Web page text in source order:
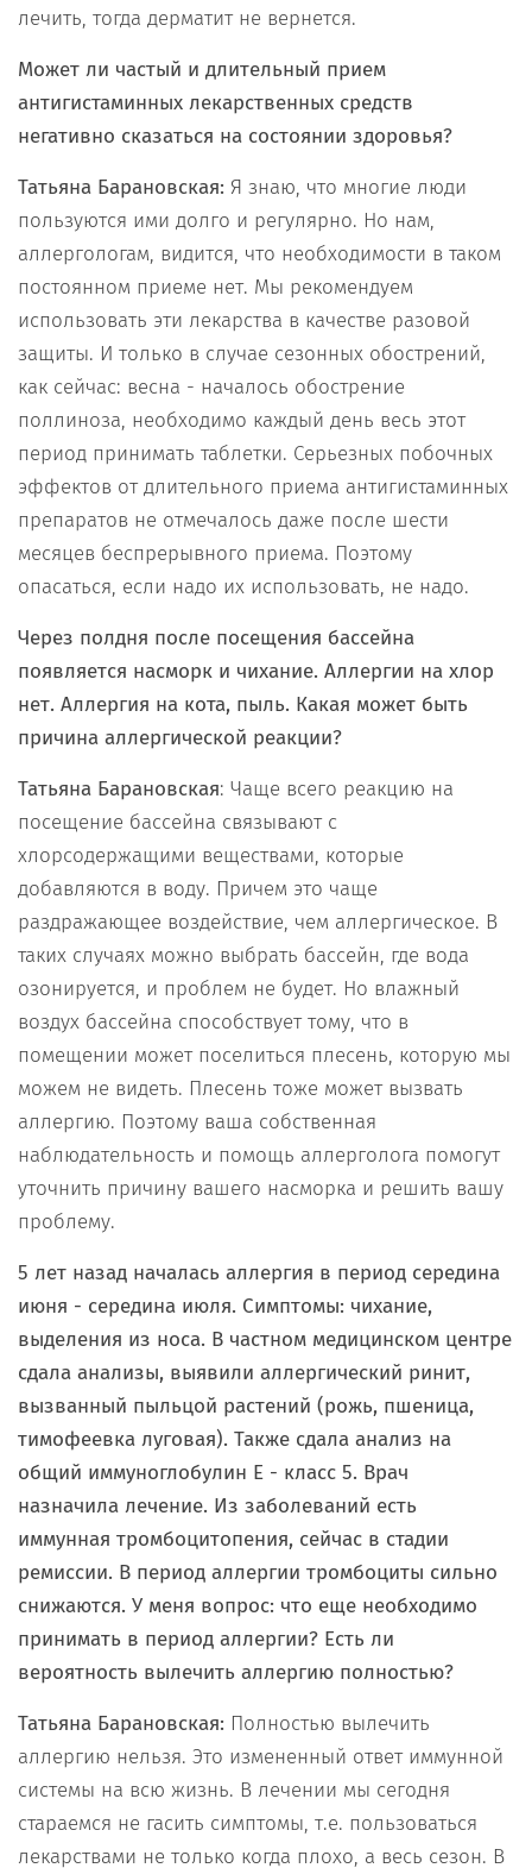
лечить, тогда дерматит не вернется.
Может ли частый и длительный прием
антигистаминных лекарственных средств
негативно сказаться на состоянии здоровья?
Татьяна Барановская: Я знаю, что многие люди
пользуются ими долго и регулярно. Но нам,
аллергологам, видится, что необходимости в таком
постоянном приеме нет. Мы рекомендуем
использовать эти лекарства в качестве разовой
защиты. И только в случае сезонных обострений,
как сейчас: весна - началось обострение
поллиноза, необходимо каждый день весь этот
период принимать таблетки. Серьезных побочных
эффектов от длительного приема антигистаминных
препаратов не отмечалось даже после шести
месяцев беспрерывного приема. Поэтому
опасаться, если надо их использовать, не надо.
Через полдня после посещения бассейна
появляется насморк и чихание. Аллергии на хлор
нет. Аллергия на кота, пыль. Какая может быть
причина аллергической реакции?
Татьяна Барановская: Чаще всего реакцию на
посещение бассейна связывают с
хлорсодержащими веществами, которые
добавляются в воду. Причем это чаще
раздражающее воздействие, чем аллергическое. В
таких случаях можно выбрать бассейн, где вода
озонируется, и проблем не будет. Но влажный
воздух бассейна способствует тому, что в
помещении может поселиться плесень, которую мы
можем не видеть. Плесень тоже может вызвать
аллергию. Поэтому ваша собственная
наблюдательность и помощь аллерголога помогут
уточнить причину вашего насморка и решить вашу
проблему.
5 лет назад началась аллергия в период середина
июня - середина июля. Симптомы: чихание,
выделения из носа. В частном медицинском центре
сдала анализы, выявили аллергический ринит,
вызванный пыльцой растений (рожь, пшеница,
тимофеевка луговая). Также сдала анализ на
общий иммуноглобулин Е - класс 5. Врач
назначила лечение. Из заболеваний есть
иммунная тромбоцитопения, сейчас в стадии
ремиссии. В период аллергии тромбоциты сильно
снижаются. У меня вопрос: что еще необходимо
принимать в период аллергии? Есть ли
вероятность вылечить аллергию полностью?
Татьяна Барановская: Полностью вылечить
аллергию нельзя. Это измененный ответ иммунной
системы на всю жизнь. В лечении мы сегодня
стараемся не гасить симптомы, т.е. пользоваться
лекарствами не только когда плохо, а весь сезон. В